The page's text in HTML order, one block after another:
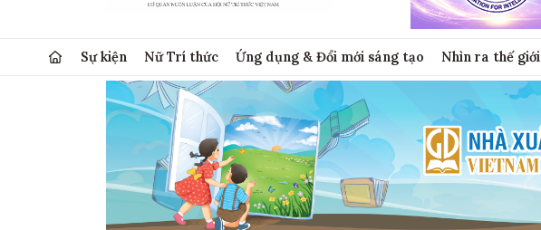
Sự kiện Nữ Trí thức Ứng dụng & Đổi mới sáng tạo Nhìn ra thế giới